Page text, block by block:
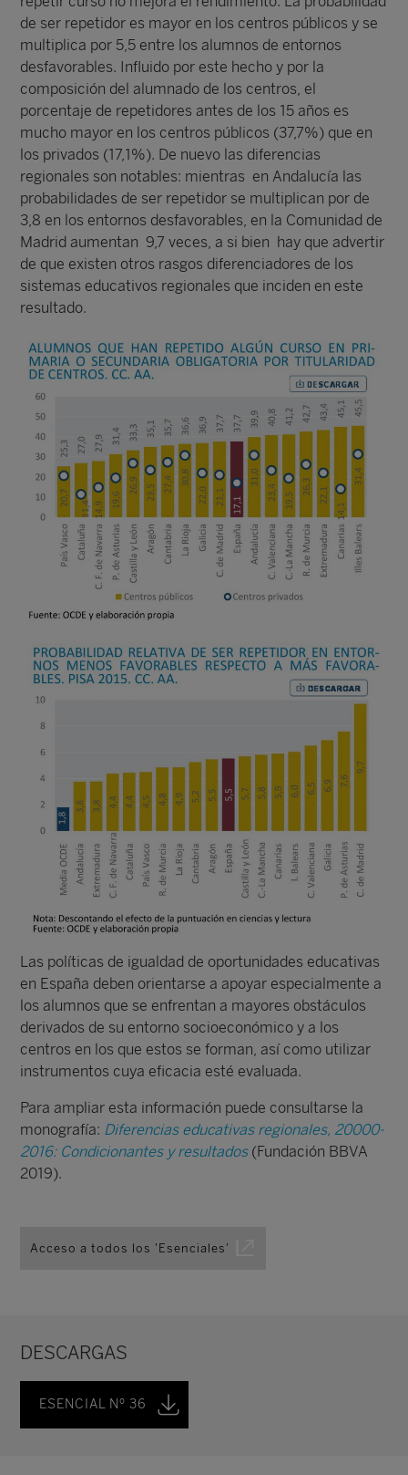
de ser repetidor es mayor en los centros públicos y se
multiplica por 5,5 entre los alumnos de entornos
desfavorables. Influido por este hecho y por la
composición del alumnado de los centros, el
porcentaje de repetidores antes de los 15 años es
mucho mayor en los centros públicos (37,7%) que en
los privados (17,1%). De nuevo las diferencias
regionales son notables: mientras en Andalucía las
probabilidades de ser repetidor se multiplican por de
3,8 en los entornos desfavorables, en la Comunidad de
Madrid aumentan 9,7 veces, a si bien hay que advertir
de que existen otros rasgos diferenciadores de los
sistemas educativos regionales que inciden en este
resultado.
Las políticas de igualdad de oportunidades educativas
en España deben orientarse a apoyar especialmente a
los alumnos que se enfrentan a mayores obstáculos
derivados de su entorno socioeconómico y a los
centros en los que estos se forman, así como utilizar
instrumentos cuya eficacia esté evaluada.
Para ampliar esta información puede consultarse la
monografía: Diferencias educativas regionales, 20000-
2016: Condicionantes y resultados (Fundación BBVA
2019).
Acceso a todos los 'Esenciales'
DESCARGAS
ESENCIAL Nº 36